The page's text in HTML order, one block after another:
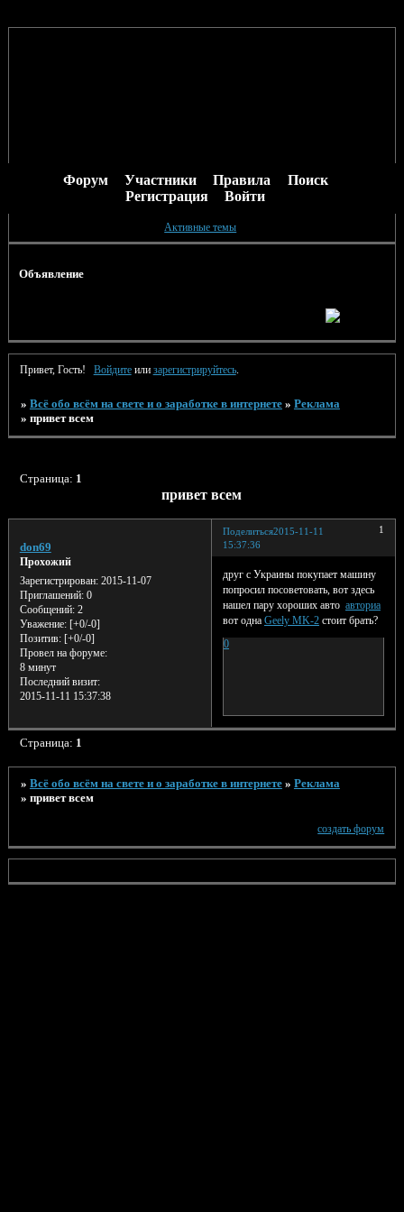
Форум Участники Правила
Поиск
Регистрация
Войти
Активные темы
Объявление
Привет, Гость! Войдитеили зарегистрируйтесь.
» Всё обо всём на свете и о заработке в интернете » Реклама
» привет всем
привет всем
Страница: 1
Поделиться 1
2015-11-11
15:37:36
don69
Прохожий
Зарегистрирован: 2015-11-07
Приглашений:0
Сообщений:2
Уважение: [+0/-0]
Позитив: [+0/-0]
Провел на форуме:
8 минут
Последний визит:
2015-11-11 15:37:38
друг с Украины покупает машину
попросил посоветовать, вот здесь
нашел пару хороших авто авториа
вот одна Geely MK-2стоит брать?
0
Страница: 1
» Всё обо всём на свете и о заработке в интернете » Реклама
» привет всем
создать форум